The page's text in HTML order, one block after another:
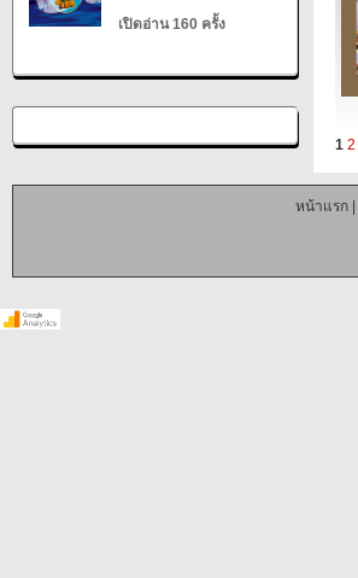
เปิดอ่าน 160 ครั้ง
1 2
หน้าแรก|